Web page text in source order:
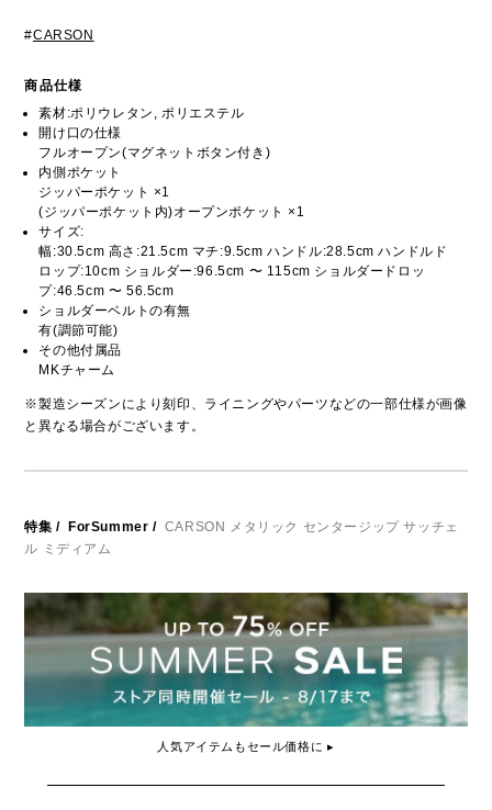
#CARSON
商品仕様
素材:ポリウレタン, ポリエステル
開け口の仕様
フルオープン(マグネットボタン付き)
内側ポケット
ジッパーポケット ×1
(ジッパーポケット内)オープンポケット ×1
サイズ:
幅:30.5cm 高さ:21.5cm マチ:9.5cm ハンドル:28.5cm ハンドルド
ロップ:10cm ショルダー:96.5cm 〜 115cm ショルダードロッ
プ:46.5cm 〜 56.5cm
ショルダーベルトの有無
有(調節可能)
その他付属品
MKチャーム
※製造シーズンにより刻印、ライニングやパーツなどの一部仕様が画像
と異なる場合がございます。
特集 / ForSummer / CARSON メタリック センタージップ サッチェ
ル ミディアム
人気アイテムもセール価格に ▸